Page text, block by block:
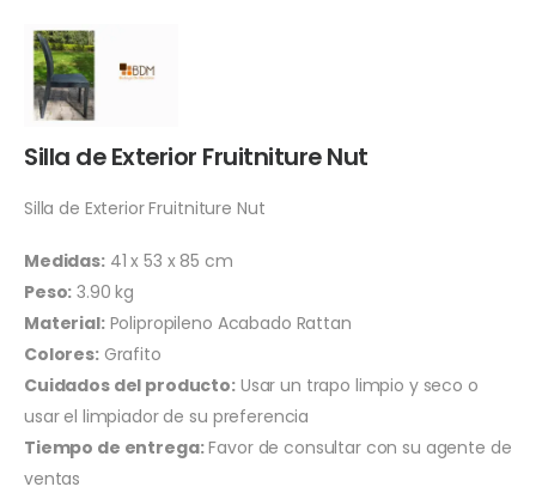
Silla de Exterior Fruitniture Nut
Silla de Exterior Fruitniture Nut
Medidas:41 x 53 x 85 cm
Peso: 3.90 kg
Material:Polipropileno Acabado Rattan
Colores:Grafito
Cuidados del producto:Usar un trapo limpio y seco o
usar el limpiador de su preferencia
Tiempo de entrega:Favor de consultar con su agente de
ventas